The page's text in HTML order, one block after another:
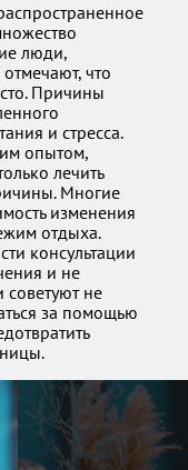
люди,
что
Причины
и стресса.
опытом,
лечить
Многие
изменения
отдыха.
консультации
и не
советуют не
за помощью